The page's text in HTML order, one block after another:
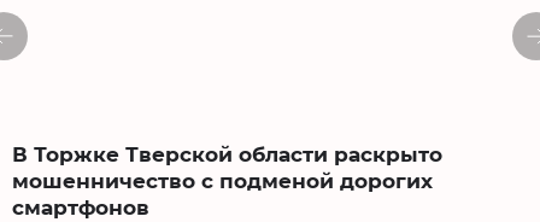
В Торжке Тверской области раскрыто
мошенничество с подменой дорогих
смартфонов